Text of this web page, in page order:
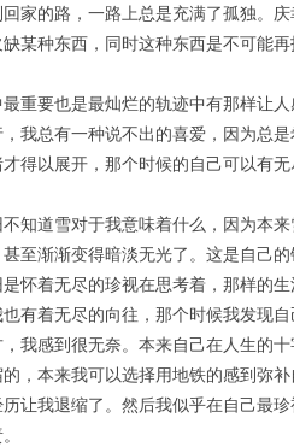
家的路，一路上总是充满了孤独。
某种东西，同时这种东西是不可能再
重要也是最灿烂的轨迹中有那样让
我总有一种说不出的喜爱，因为总
得以展开，那个时候的自己可以有
知道雪对于我意味着什么，因为本
至渐渐变得暗淡无光了。这是自己
怀着无尽的珍视在思考着，那样的
有着无尽的向往，那个时候我发现
我感到很无奈。本来自己在人生的
，本来我可以选择用地铁的感到弥
让我退缩了。然后我似乎在自己最